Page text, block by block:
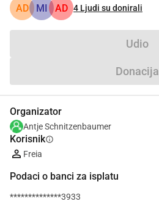
AD MI AD 4 Ljudi su donirali
Udio
Donacija
Organizator
Antje Schnitzenbaumer
Korisnikinfo
Freia
Podaci o banci za isplatu
**************3933